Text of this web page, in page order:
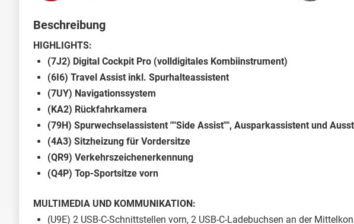
Beschreibung
HIGHLIGHTS:
(7J2) Digital Cockpit Pro (volldigitales Kombiinstrument)
(6I6) Travel Assist inkl. Spurhalteassistent
(7UY) Navigationssystem
(KA2) Rückfahrkamera
(79H) Spurwechselassistent ""Side Assist"", Ausparkassistent und
(4A3) Sitzheizung für Vordersitze
(QR9) Verkehrszeichenerkennung
(Q4P) Top-Sportsitze vorn
MULTIMEDIA UND KOMMUNIKATION:
(U9E) 2 USB-C-Schnittstellen vorn, 2 USB-C-Ladebuchsen an der